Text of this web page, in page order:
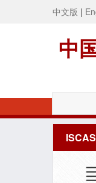
中文版 |
中